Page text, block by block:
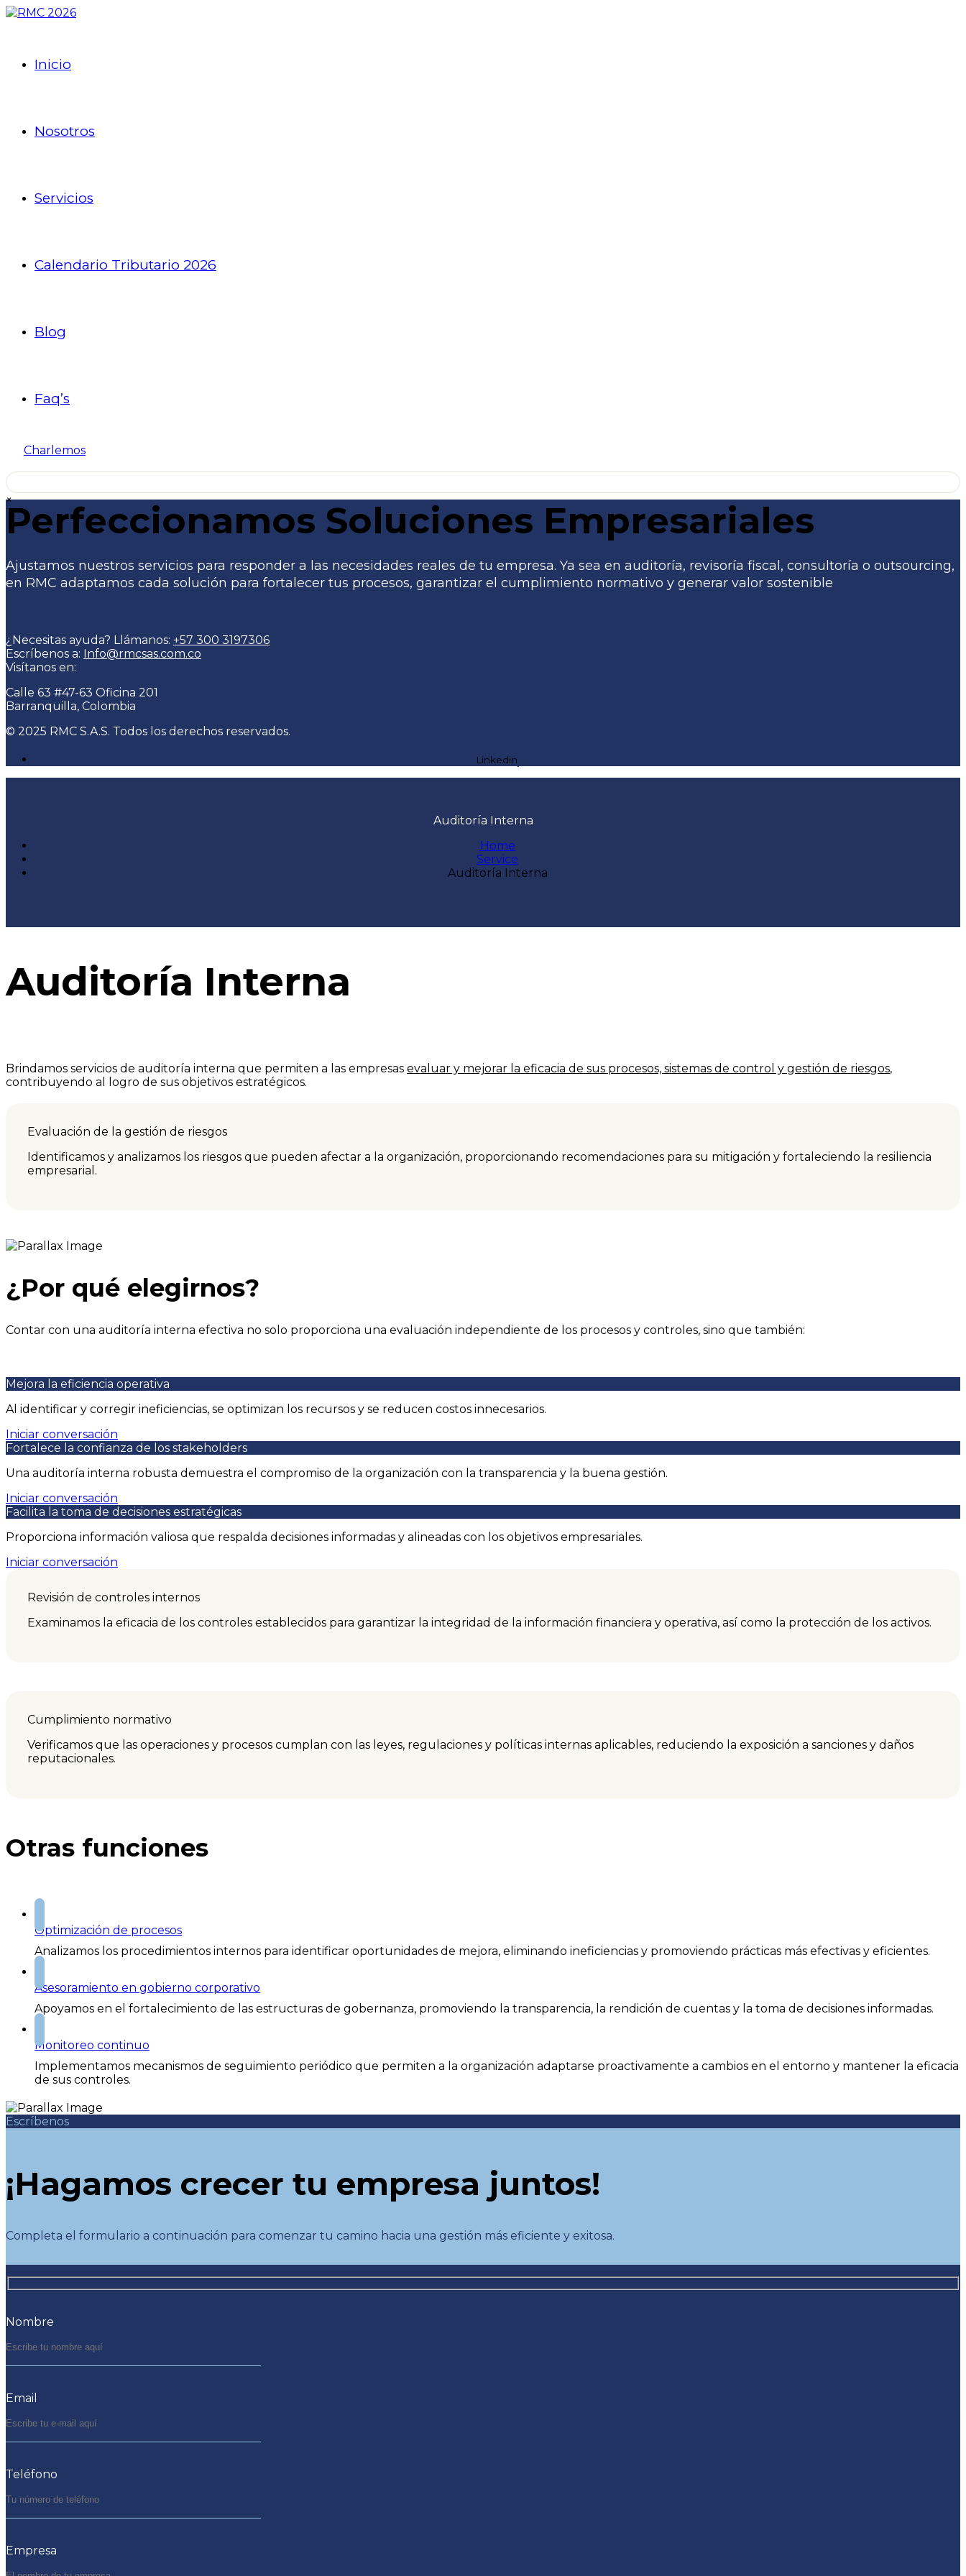
Inicio
Nosotros
Servicios
Calendario Tributario 2026
Blog
Faq’s
Charlemos
×Perfeccionamos Soluciones Empresariales
Ajustamos nuestros servicios para responder a las necesidades reales de tu empresa. Ya sea en auditoría, revisoría fiscal, consultoría o outsourcing,
en RMC adaptamos cada solución para fortalecer tus procesos, garantizar el cumplimiento normativo y generar valor sostenible
¿Necesitas ayuda? Llámanos: +57 300 3197306
Escríbenos a: Info@rmcsas.com.co
Visítanos en:
Calle 63 #47-63 Oficina 201
Barranquilla, Colombia
© 2025 RMC S.A.S. Todos los derechos reservados.
Linkedin
Auditoría Interna
Home
Service
Auditoría Interna
Auditoría Interna
Brindamos servicios de auditoría interna que permiten a las empresas evaluar y mejorar la eficacia de sus procesos, sistemas de control y gestión de riesgos,
contribuyendo al logro de sus objetivos estratégicos.
Evaluación de la gestión de riesgos
Identificamos y analizamos los riesgos que pueden afectar a la organización, proporcionando recomendaciones para su mitigación y fortaleciendo la resiliencia
empresarial.
¿Por qué elegirnos?
Contar con una auditoría interna efectiva no solo proporciona una evaluación independiente de los procesos y controles, sino que también:
Mejora la eficiencia operativa
Al identificar y corregir ineficiencias, se optimizan los recursos y se reducen costos innecesarios.
Iniciar conversación
Fortalece la confianza de los stakeholders
Una auditoría interna robusta demuestra el compromiso de la organización con la transparencia y la buena gestión.
Iniciar conversación
Facilita la toma de decisiones estratégicas
Proporciona información valiosa que respalda decisiones informadas y alineadas con los objetivos empresariales.
Iniciar conversación
Revisión de controles internos
Examinamos la eficacia de los controles establecidos para garantizar la integridad de la información financiera y operativa, así como la protección de los activos.
Cumplimiento normativo
Verificamos que las operaciones y procesos cumplan con las leyes, regulaciones y políticas internas aplicables, reduciendo la exposición a sanciones y daños
reputacionales.
Otras funciones
Optimización de procesos
Analizamos los procedimientos internos para identificar oportunidades de mejora, eliminando ineficiencias y promoviendo prácticas más efectivas y eficientes.
Asesoramiento en gobierno corporativo
Apoyamos en el fortalecimiento de las estructuras de gobernanza, promoviendo la transparencia, la rendición de cuentas y la toma de decisiones informadas.
Monitoreo continuo
Implementamos mecanismos de seguimiento periódico que permiten a la organización adaptarse proactivamente a cambios en el entorno y mantener la eficacia
de sus controles.
Escríbenos
¡Hagamos crecer tu empresa juntos!
Completa el formulario a continuación para comenzar tu camino hacia una gestión más eficiente y exitosa.
Nombre
Email
Teléfono
Empresa